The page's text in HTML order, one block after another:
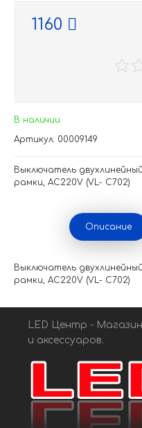
1160
В наличии
Артикул: 00009149
Выключатель
рамки, AC220V (VL- C702)
Описание
Выключатель
рамки, AC220V (VL- C702)
LED Центр -
и аксессуаров.